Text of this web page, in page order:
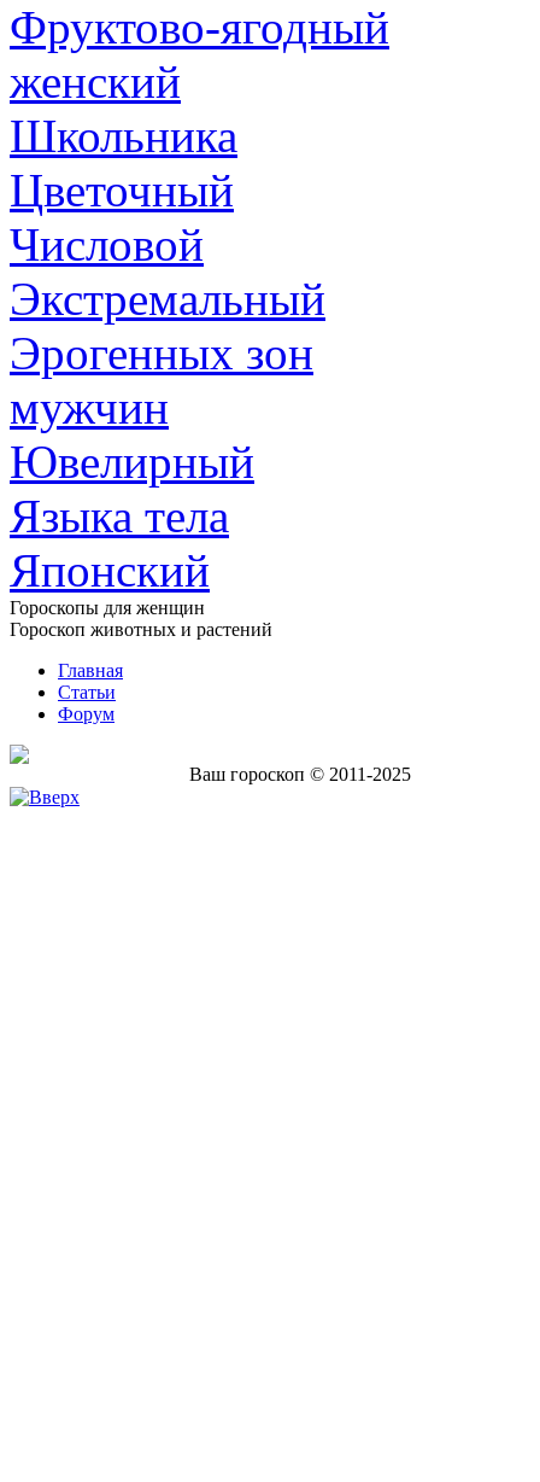
Фруктово-ягодный
женский
Школьника
Цветочный
Числовой
Экстремальный
Эрогенных зон
мужчин
Ювелирный
Языка тела
Японский
Гороскопы для женщин
Гороскоп животных и растений
Главная
Статьи
Форум
Ваш гороскоп © 2011-2025